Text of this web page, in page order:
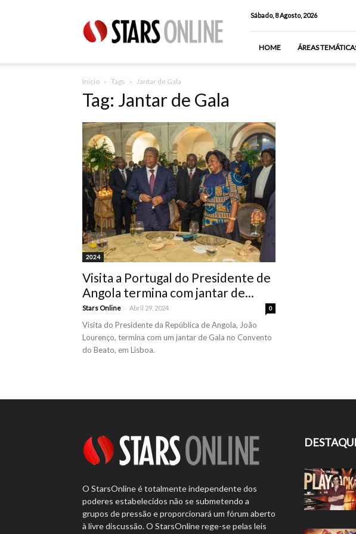
Online
Sábado, 8 Agosto, 2026
HOME ÁREAS
Inicio Tags Jantar de Gala
Tag: Jantar de Gala
2024
Visita a Portugal do Presidente de
Angola termina com jantar de...
Stars Online - Abril 29, 2024 0
Visita do Presidente da República de Angola, João
Lourenço, termina com um jantar de Gala no Convento
do Beato, em Lisboa.
O StarsOnline é totalmente independente dos
poderes estabelecidos não se submetendo a
grupos de pressão e proporcionará um fórum aberto
à livre discussão. O StarsOnline rege-se pelas leis